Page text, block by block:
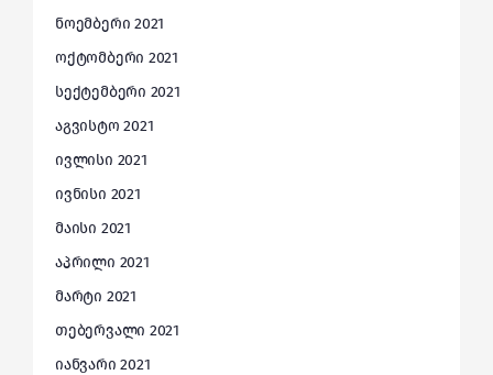
ნოემბერი 2021
ოქტომბერი 2021
სექტემბერი 2021
აგვისტო 2021
ივლისი 2021
ივნისი 2021
მაისი 2021
აპრილი 2021
მარტი 2021
თებერვალი 2021
იანვარი 2021